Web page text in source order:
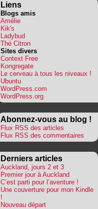
Liens
Blogs amis
Amélie
Kik's
Ladybud
Thé Citron
Sites divers
Context Free
Kongregate
Le cerveau à tous les niveaux !
Ubuntu
WordPress.com
WordPress.org
Abonnez-vous au blog !
Flux RSS des articles
Flux RSS des commentaires
Derniers articles
Auckland, jours 2 et 3
Premier jour à Auckland
C’est parti pour l’aventure !
Une couverture pour mon Kindle
!
Nouveau départ